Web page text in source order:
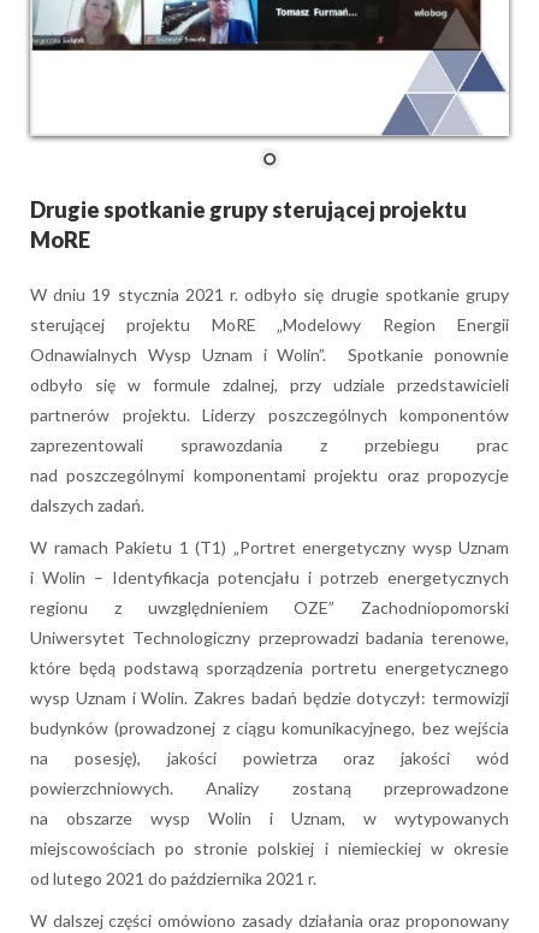
Drugie spotkanie grupy sterującej projektu
MoRE
W dniu 19 stycznia 2021 r. odbyło się drugie spotkanie grupy
sterującej projektu MoRE „Modelowy Region Energii
Odnawialnych Wysp Uznam i Wolin”. Spotkanie ponownie
odbyło się w formule zdalnej, przy udziale przedstawicieli
partnerów projektu. Liderzy poszczególnych komponentów
zaprezentowali sprawozdania z przebiegu prac
nad poszczególnymi komponentami projektu oraz propozycje
dalszych zadań.
W ramach Pakietu 1 (T1) „Portret energetyczny wysp Uznam
i Wolin – Identyfikacja potencjału i potrzeb energetycznych
regionu z uwzględnieniem OZE” Zachodniopomorski
Uniwersytet Technologiczny przeprowadzi badania terenowe,
które będą podstawą sporządzenia portretu energetycznego
wysp Uznam i Wolin. Zakres badań będzie dotyczył: termowizji
budynków (prowadzonej z ciągu komunikacyjnego, bez wejścia
na posesję), jakości powietrza oraz jakości wód
powierzchniowych. Analizy zostaną przeprowadzone
na obszarze wysp Wolin i Uznam, w wytypowanych
miejscowościach po stronie polskiej i niemieckiej w okresie
od lutego 2021 do października 2021 r.
W dalszej części omówiono zasady działania oraz proponowany